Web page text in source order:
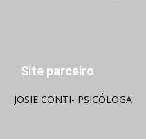
Site parceiro
JOSIE CONTI- PSICÓLOGA